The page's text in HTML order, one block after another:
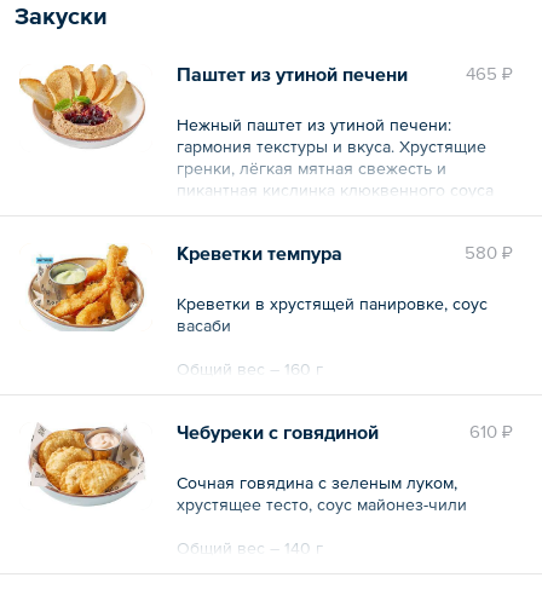
Закуски
465 ₽
Паштет из утиной печени
Нежный паштет из утиной печени:
гармония текстуры и вкуса. Хрустящие
гренки, лёгкая мятная свежесть и
пикантная кислинка клюквенного соуса
создают безупречное сочетание. Отлично
закуски перед основным блюдом.
Общий вес – 115 г
580 ₽
Креветки темпура
Креветки в хрустящей панировке, соус
васаби
Общий вес – 160 г
610 ₽
Чебуреки с говядиной
Сочная говядина с зеленым луком,
хрустящее тесто, соус майонез-чили
Общий вес – 140 г